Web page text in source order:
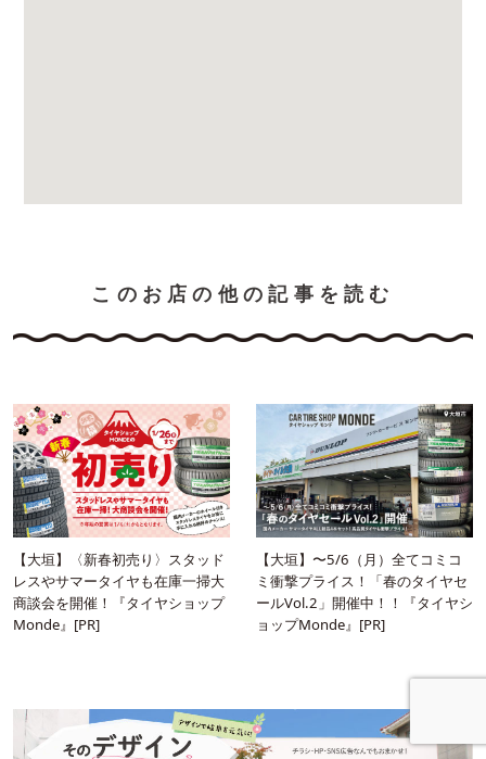
このお店の他の記事を読む
【大垣】〈新春初売り〉スタッド
レスやサマータイヤも在庫一掃大
商談会を開催！『タイヤショップ
Monde』[PR]
【大垣】〜5/6（月）全てコミコ
ミ衝撃プライス！「春のタイヤセ
ールVol.2」開催中！！『タイヤシ
ョップMonde』[PR]